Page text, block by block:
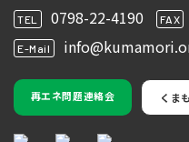
TEL 0798-22-4190 FAX
E-Mail
再エネ問題連絡会 くま